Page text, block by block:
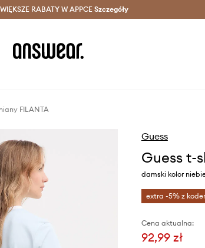
> Dostawa nawet w 24h >
RABATY W APPCESzczegóły
FILANTA
Guess
Guess t-
damski kolor
extra -5% z
Cena aktualna:
92,99 zł